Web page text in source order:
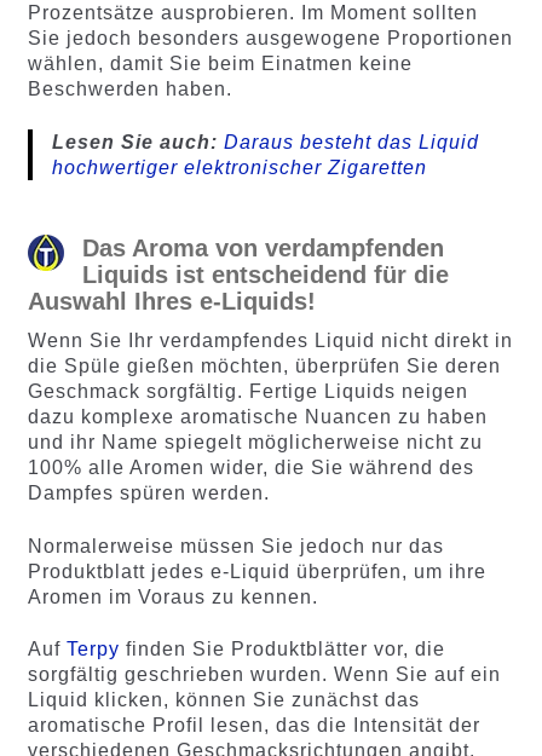
Prozentsätze ausprobieren. Im Moment sollten
Sie jedoch besonders ausgewogene Proportionen
wählen, damit Sie beim Einatmen keine
Beschwerden haben.
Lesen Sie auch: Daraus besteht das Liquid
hochwertiger elektronischer Zigaretten
Das Aroma von verdampfenden
Liquids ist entscheidend für die
Auswahl Ihres e-Liquids!
Wenn Sie Ihr verdampfendes Liquid nicht direkt in
die Spüle gießen möchten, überprüfen Sie deren
Geschmack sorgfältig. Fertige Liquids neigen
dazu komplexe aromatische Nuancen zu haben
und ihr Name spiegelt möglicherweise nicht zu
100% alle Aromen wider, die Sie während des
Dampfes spüren werden.
Normalerweise müssen Sie jedoch nur das
Produktblatt jedes e-Liquid überprüfen, um ihre
Aromen im Voraus zu kennen.
Auf Terpy finden Sie Produktblätter vor, die
sorgfältig geschrieben wurden. Wenn Sie auf ein
Liquid klicken, können Sie zunächst das
aromatische Profil lesen, das die Intensität der
verschiedenen Geschmacksrichtungen angibt.